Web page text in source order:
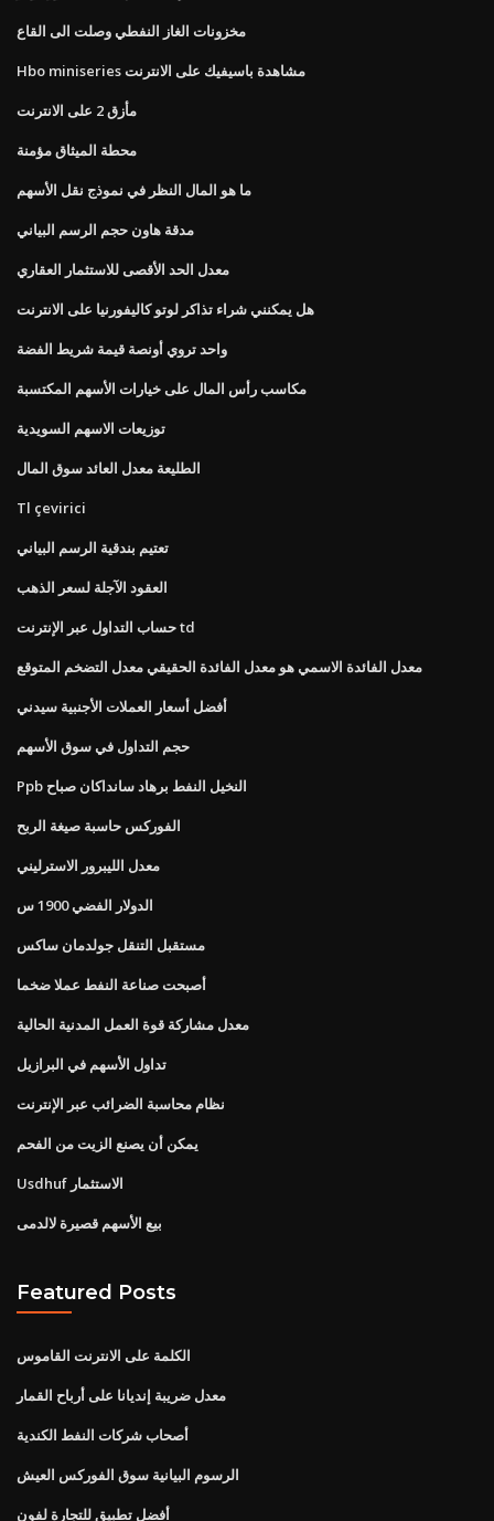
مخزونات الغاز النفطي وصلت الى القاع
Hbo miniseries مشاهدة باسيفيك على الانترنت
مأزق 2 على الانترنت
محطة الميثاق مؤمنة
ما هو المال النظر في نموذج نقل الأسهم
مدقة هاون حجم الرسم البياني
معدل الحد الأقصى للاستثمار العقاري
هل يمكنني شراء تذاكر لوتو كاليفورنيا على الانترنت
واحد تروي أونصة قيمة شريط الفضة
مكاسب رأس المال على خيارات الأسهم المكتسبة
توزيعات الاسهم السويدية
الطليعة معدل العائد سوق المال
Tl çevirici
تعتيم بندقية الرسم البياني
العقود الآجلة لسعر الذهب
حساب التداول عبر الإنترنت td
معدل الفائدة الاسمي هو معدل الفائدة الحقيقي معدل التضخم المتوقع
أفضل أسعار العملات الأجنبية سيدني
حجم التداول في سوق الأسهم
Ppb النخيل النفط برهاد سانداكان صباح
الفوركس حاسبة صيغة الربح
معدل الليبرور الاسترليني
الدولار الفضي 1900 س
مستقبل التنقل جولدمان ساكس
أصبحت صناعة النفط عملا ضخما
معدل مشاركة قوة العمل المدنية الحالية
تداول الأسهم في البرازيل
نظام محاسبة الضرائب عبر الإنترنت
يمكن أن يصنع الزيت من الفحم
Usdhuf الاستثمار
بيع الأسهم قصيرة لالدمى
Featured Posts
الكلمة على الانترنت القاموس
معدل ضريبة إنديانا على أرباح القمار
أصحاب شركات النفط الكندية
الرسوم البيانية سوق الفوركس العيش
أفضل تطبيق للتجارة لفون